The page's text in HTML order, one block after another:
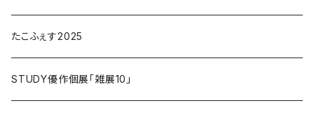
たこふぇす2025
STUDY優作個展「雑展10」